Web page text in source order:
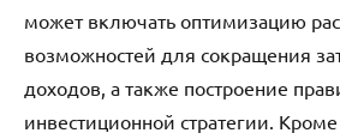
может включать оптимизацию
возможностей для сокращения
доходов, а также построение
инвестиционной стратегии.